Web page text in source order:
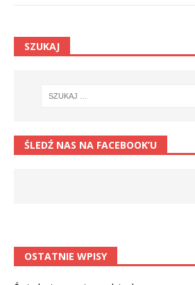
SZUKAJ
ŚLEDŹ NAS NA FACEBOOK’U
OSTATNIE WPISY